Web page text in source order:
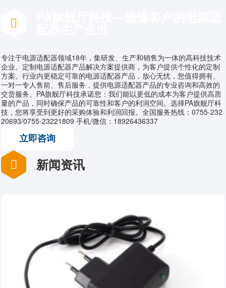
专注于电源适配器领域18年，集研发、生产和销售为一体的高科技技术
企业。定制电源适配器产品解决方案提供商，为客户提供个性化的定制
方案。行业内更稳定可靠的电源适配器产品，放心无忧，您值得拥有。
一对一专人售前、售后服务，提供电源适配器产品的专业咨询和高效的
交货服务。PA旗舰厅科技承诺您：我们能以更低的成本为客户提供高质
量的产品，同时确保产品的可靠性和客户的利润空间。选择PA旗舰厅科
技，您将享受到更好的采购体验和利润回报。全国服务热线：0755-232
20693/0755-23221809 手机/微信：18926436337
立即咨询
新闻资讯